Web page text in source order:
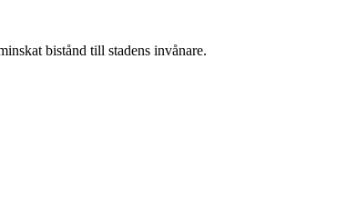
bistånd till stadens invånare.